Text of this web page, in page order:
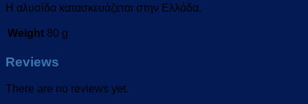
Η αλυσίδα κατασκευάζεται στην Ελλάδα.
Weight 80 g
Reviews
There are no reviews yet.